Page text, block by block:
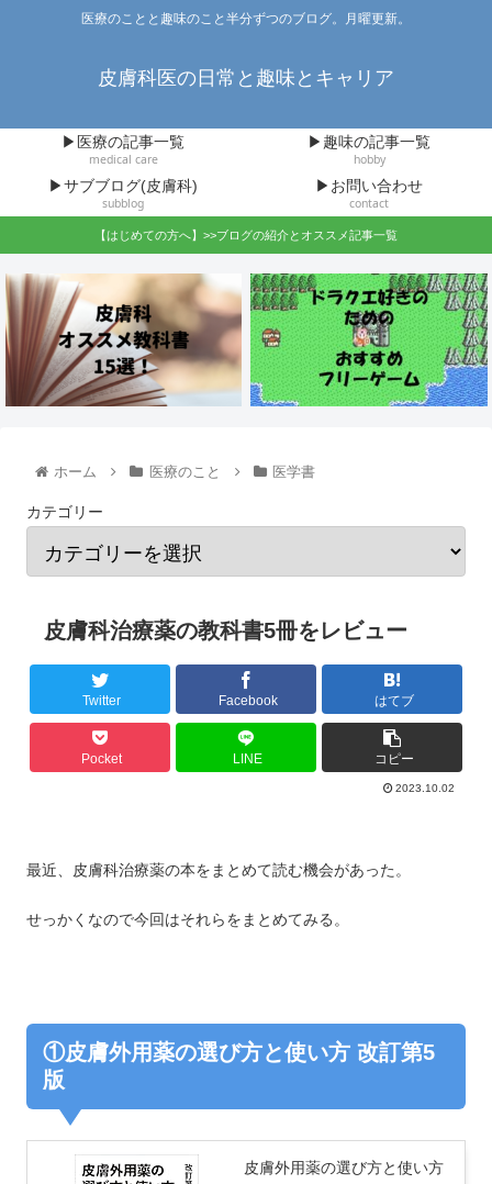
医療のことと趣味のこと半分ずつのブログ。月曜更新。
皮膚科医の日常と趣味とキャリア
▶医療の記事一覧
medical care
▶趣味の記事一覧
hobby
▶サブブログ(皮膚科)
subblog
▶お問い合わせ
contact
【はじめての方へ】>>ブログの紹介とオススメ記事一覧
ホーム 医療のこと 医学書
カテゴリー
皮膚科治療薬の教科書5冊をレビュー
Twitter Facebook はてブ
Pocket LINE コピー
2023.10.02
最近、皮膚科治療薬の本をまとめて読む機会があった。
せっかくなので今回はそれらをまとめてみる。
①皮膚外用薬の選び方と使い方 改訂第5
版
皮膚外用薬の選び方と使い方